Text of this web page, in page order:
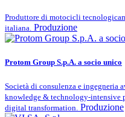
Produttore di motocicli
italiana. Produzione
Protom Group S.p.A. a socio unico
Società di consulenza e ingegneria
knowledge & technology-intensive
digital transformation. Produzione